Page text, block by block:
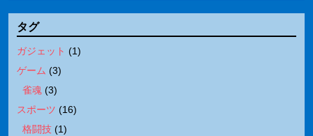
タグ
ガジェット (1)
ゲーム (3)
雀魂 (3)
スポーツ (16)
格闘技 (1)